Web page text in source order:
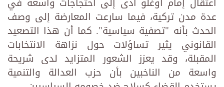
عدة مدن تركية، فيما سارعت المعارضة إلى وصف
الحدث بأنه "تصفية سياسية". كما أن هذا التصعيد
القانوني يثير تساؤلات حول نزاهة الانتخابات
المقبلة، وقد يعزز الشعور المتزايد لدى شريحة
واسعة من الناخبين بأن حزب العدالة والتنمية